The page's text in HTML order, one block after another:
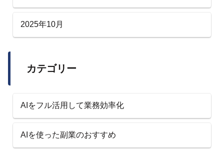
2025年10月
カテゴリー
AIをフル活用して業務効率化
AIを使った副業のおすすめ